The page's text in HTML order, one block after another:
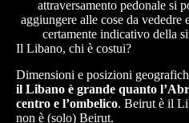
attraversamento pedonale si
aggiungere alle cose da vededre
certamente indicativo della
Il Libano, chi è costui?
Dimensioni e posizioni
il Libano è grande quanto
centro e l’ombelico. Beirut è il
non è (solo) Beirut.